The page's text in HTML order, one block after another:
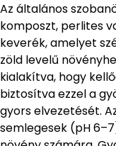
Az általános
komposzt, perlites
keverék, amelyet
zöld levelű
kialakítva, hogy
biztosítva ezzel a
gyors elvezetését.
semlegesek (pH